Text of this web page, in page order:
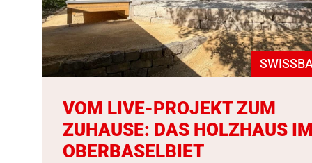
VOM LIVE-PROJEKT ZUM
ZUHAUSE: DAS HOLZHAUS
OBERBASELBIET